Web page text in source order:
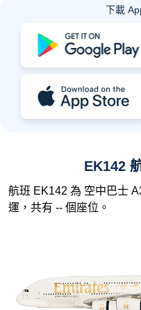
下載
EK142
航班 EK142 為 空中巴士
運，共有 -- 個座位。